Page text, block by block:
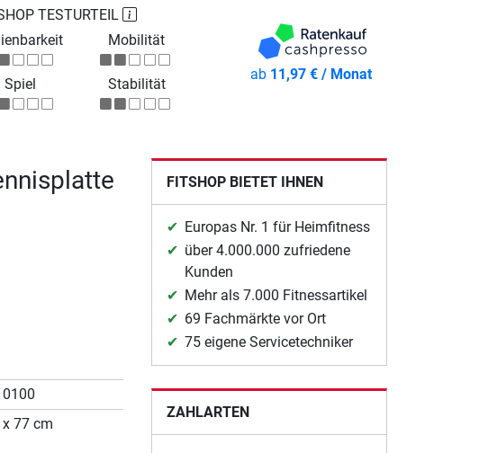
TESTURTEIL
Mobilität
Spiel Stabilität
ab 11,97 € / Monat
77 cm
FITSHOP BIETET IHNEN
Europas Nr. 1 für Heimfitness
über 4.000.000 zufriedene
Kunden
Mehr als 7.000 Fitnessartikel
69 Fachmärkte vor Ort
75 eigene Servicetechniker
ZAHLARTEN